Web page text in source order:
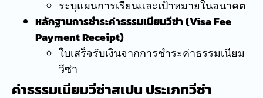
ระบุแผนการเรียนและเป้าหมายในอนาคต
หลักฐานการชำระค่าธรรมเนียมวีซ่า (Visa Fee
Payment Receipt)
ใบเสร็จรับเงินจากการชำระค่าธรรมเนียม
วีซ่า
ค่าธรรมเนียมวีซ่าสเปน ประเภทวีซ่า